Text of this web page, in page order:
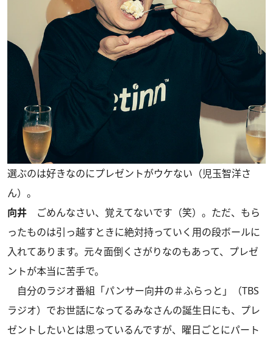
選ぶのは好きなのにプレゼントがウケない（児玉智洋さ
ん）。
向井 ごめんなさい、覚えてないです（笑）。ただ、もら
ったものは引っ越すときに絶対持っていく用の段ボールに
入れてあります。元々面倒くさがりなのもあって、プレゼ
ントが本当に苦手で。
自分のラジオ番組「パンサー向井の＃ふらっと」（TBS
ラジオ）でお世話になってるみなさんの誕生日にも、プレ
ゼントしたいとは思っているんですが、曜日ごとにパート